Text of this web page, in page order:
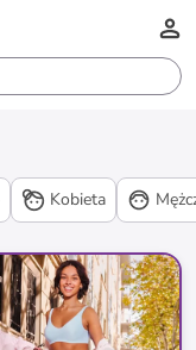
Kobieta